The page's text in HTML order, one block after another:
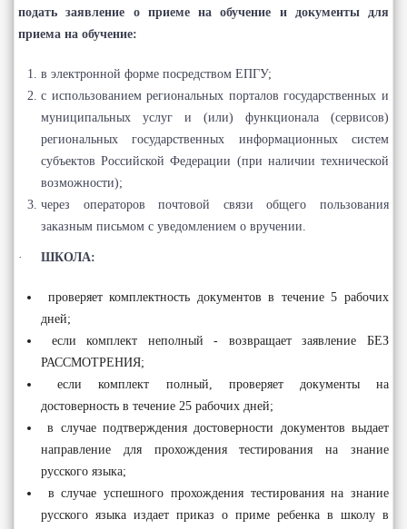
подать заявление о приеме на обучение и документы для
приема на обучение:
в электронной форме посредством ЕПГУ;
с использованием региональных порталов государственных и
муниципальных услуг и (или) функционала (сервисов)
региональных государственных информационных систем
субъектов Российской Федерации (при наличии технической
возможности);
через операторов почтовой связи общего пользования
заказным письмом с уведомлением о вручении.
· ШКОЛА:
проверяет комплектность документов в течение 5 рабочих
дней;
если комплект неполный - возвращает заявление БЕЗ
РАССМОТРЕНИЯ;
если комплект полный, проверяет документы на
достоверность в течение 25 рабочих дней;
в случае подтверждения достоверности документов выдает
направление для прохождения тестирования на знание
русского языка;
в случае успешного прохождения тестирования на знание
русского языка издает приказ о приме ребенка в школу в